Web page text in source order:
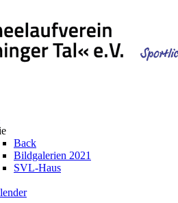
Back
Bildgalerien 2021
SVL-Haus